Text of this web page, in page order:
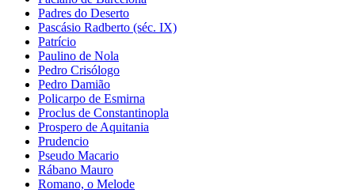
Padres do Deserto
Pascásio Radberto (séc. IX)
Patrício
Paulino de Nola
Pedro Crisólogo
Pedro Damião
Policarpo de Esmirna
Proclus de Constantinopla
Prospero de Aquitania
Prudencio
Pseudo Macario
Rábano Mauro
Romano, o Melode